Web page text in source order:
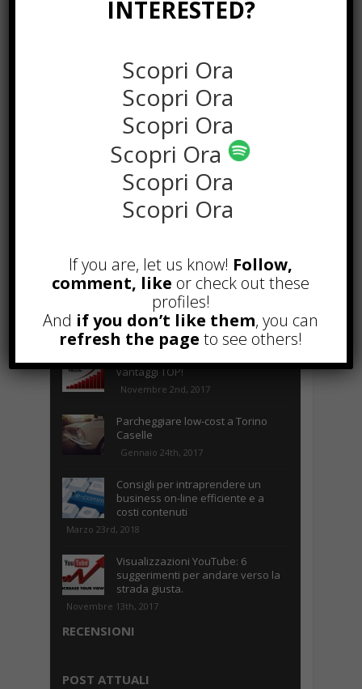
POPOLARI
Alcuni trucchi per avere un blog di
successo
Novembre 22nd, 2016
vantaggi TOP!
Novembre 2nd, 2017
Parcheggiare low-cost a Torino
Caselle
Gennaio 24th, 2017
Consigli per intraprendere un
business on-line efficiente e a
costi contenuti
Marzo 23rd, 2018
Visualizzazioni YouTube: 6
suggerimenti per andare verso la
strada giusta.
Novembre 13th, 2017
RECENSIONI
POST ATTUALI
INTERESTED?
Scopri Ora
Scopri Ora
Scopri Ora
Scopri Ora
Scopri Ora
Scopri Ora
If you are, let us know! Follow,
comment, like or check out these
profiles!
And if you don’t like them, you can
refresh the page to see others!